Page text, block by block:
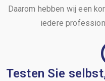
Daarom hebben wij een
iedere
Testen Sie